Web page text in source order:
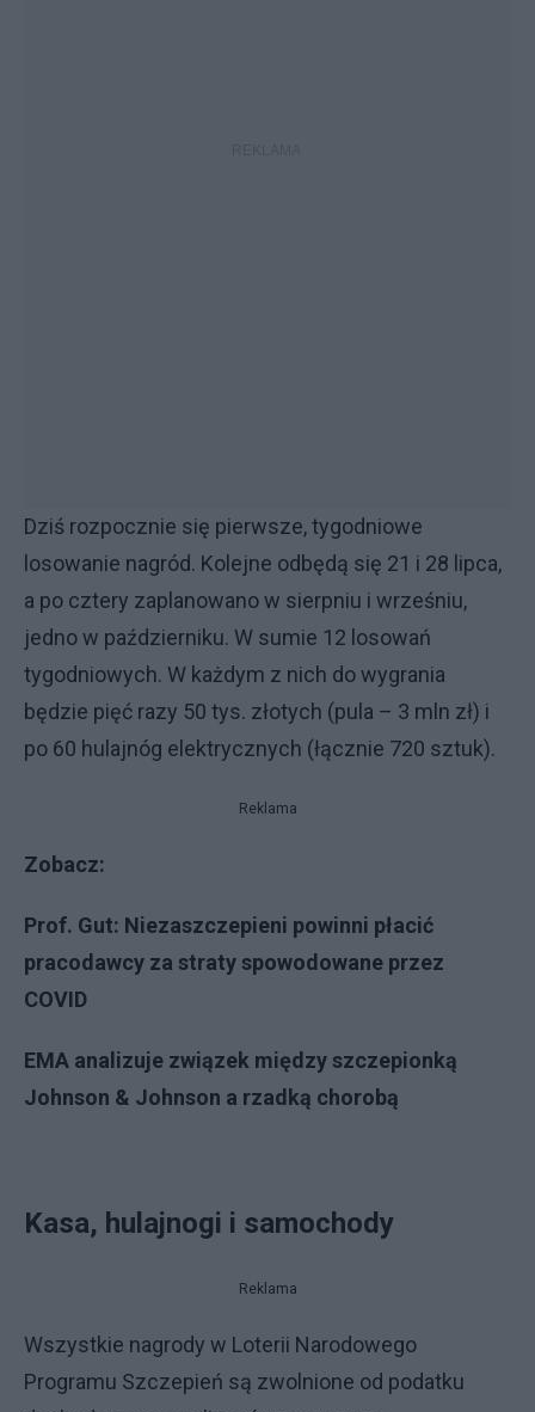
Dziś rozpocznie się pierwsze, tygodniowe
losowanie nagród. Kolejne odbędą się 21 i 28 lipca,
a po cztery zaplanowano w sierpniu i wrześniu,
jedno w październiku. W sumie 12 losowań
tygodniowych. W każdym z nich do wygrania
będzie pięć razy 50 tys. złotych (pula – 3 mln zł) i
po 60 hulajnóg elektrycznych (łącznie 720 sztuk).
Reklama
Zobacz:
Prof. Gut: Niezaszczepieni powinni płacić
pracodawcy za straty spowodowane przez
COVID
EMA analizuje związek między szczepionką
Johnson & Johnson a rzadką chorobą
Kasa, hulajnogi i samochody
Reklama
Wszystkie nagrody w Loterii Narodowego
Programu Szczepień są zwolnione od podatku